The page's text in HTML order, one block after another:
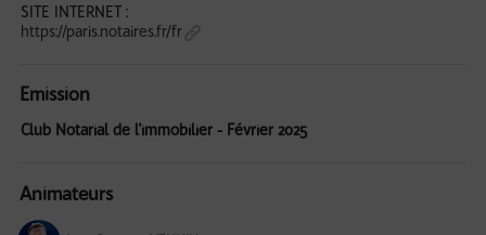
SITE INTERNET :
https://paris.notaires.fr/fr
Emission
Club Notarial de l'immobilier - Février 2025
Animateurs